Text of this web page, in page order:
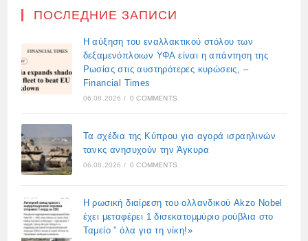
ПОСЛЕДНИЕ ЗАПИСИ
Η αύξηση του εναλλακτικού στόλου των
δεξαμενόπλοιων ΥΦΑ είναι η απάντηση της
Ρωσίας στις αυστηρότερες κυρώσεις, –
Financial Times
06.08.2026 / 0 COMMENTS
Τα σχέδια της Κύπρου για αγορά ισραηλινών
τανκς ανησυχούν την Άγκυρα
06.08.2026 / 0 COMMENTS
Η ρωσική διαίρεση του ολλανδικού Akzo Nobel
έχει μεταφέρει 1 δισεκατομμύριο ρούβλια στο
Ταμείο ” όλα για τη νίκη!»